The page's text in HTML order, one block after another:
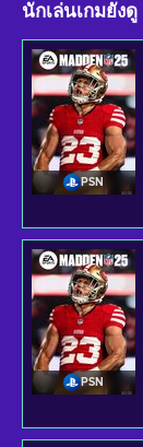
นักเล่นเกมยังดู
PSN
PSN